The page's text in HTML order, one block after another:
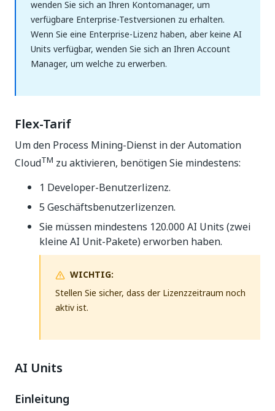
wenden Sie sich an Ihren Kontomanager, um
verfügbare Enterprise-Testversionen zu erhalten.
Wenn Sie eine Enterprise-Lizenz haben, aber keine AI
Units verfügbar, wenden Sie sich an Ihren Account
Manager, um welche zu erwerben.
Flex-Tarif
Um den Process Mining-Dienst in der Automation
CloudTM zu aktivieren, benötigen Sie mindestens:
1 Developer-Benutzerlizenz.
5 Geschäftsbenutzerlizenzen.
Sie müssen mindestens 120.000 AI Units (zwei
kleine AI Unit-Pakete) erworben haben.
WICHTIG:
Stellen Sie sicher, dass der Lizenzzeitraum noch
aktiv ist.
AI Units
Einleitung